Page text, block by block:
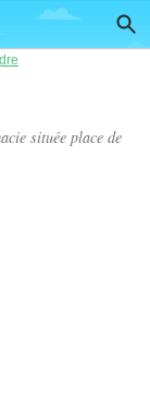
située place de